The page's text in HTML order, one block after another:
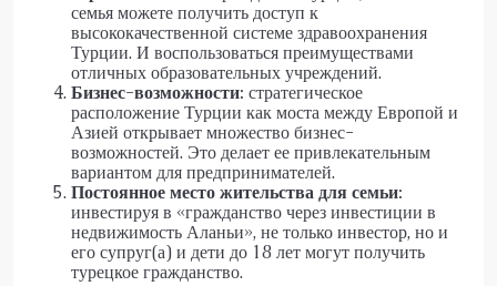
семья можете получить доступ к
высококачественной системе здравоохранения
Турции. И воспользоваться преимуществами
отличных образовательных учреждений.
Бизнес-возможности: стратегическое
расположение Турции как моста между Европой и
Азией открывает множество бизнес-
возможностей. Это делает ее привлекательным
вариантом для предпринимателей.
Постоянное место жительства для семьи:
инвестируя в «гражданство через инвестиции в
недвижимость Аланьи», не только инвестор, но и
его супруг(а) и дети до 18 лет могут получить
турецкое гражданство.